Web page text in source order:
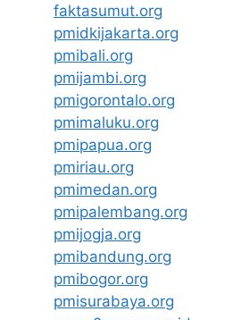
faktasumut.org
pmidkijakarta.org
pmibali.org
pmijambi.org
pmigorontalo.org
pmimaluku.org
pmipapua.org
pmiriau.org
pmimedan.org
pmipalembang.org
pmijogja.org
pmibandung.org
pmibogor.org
pmisurabaya.org